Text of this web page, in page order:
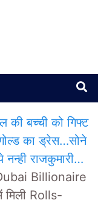
बच्ची को गिफ्ट
का ड्रेस…सोने
राजकुमारी…
Billionaire
मिली Rolls-